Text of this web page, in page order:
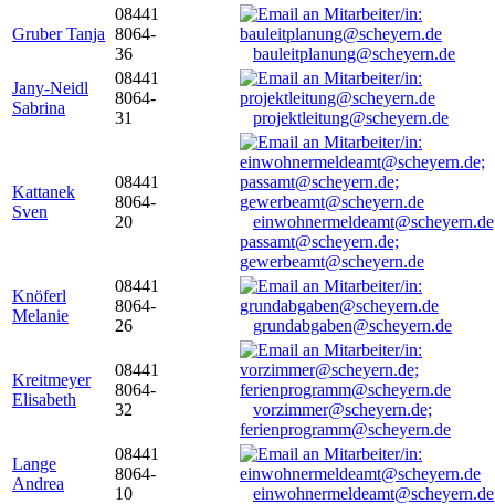
Gruber Tanja
08441
8064-
36
bauleitplanung@scheyern.de
Jany-Neidl
Sabrina
08441
8064-
31
projektleitung@scheyern.de
Kattanek
Sven
08441
8064-
20
passamt@scheyern.de;
gewerbeamt@scheyern.de
Knöferl
Melanie
08441
8064-
26
grundabgaben@scheyern.de
Kreitmeyer
Elisabeth
08441
8064-
32
vorzimmer@scheyern.de;
ferienprogramm@scheyern.de
Lange
Andrea
08441
8064-
10
einwohnermeldeamt@scheyern.de